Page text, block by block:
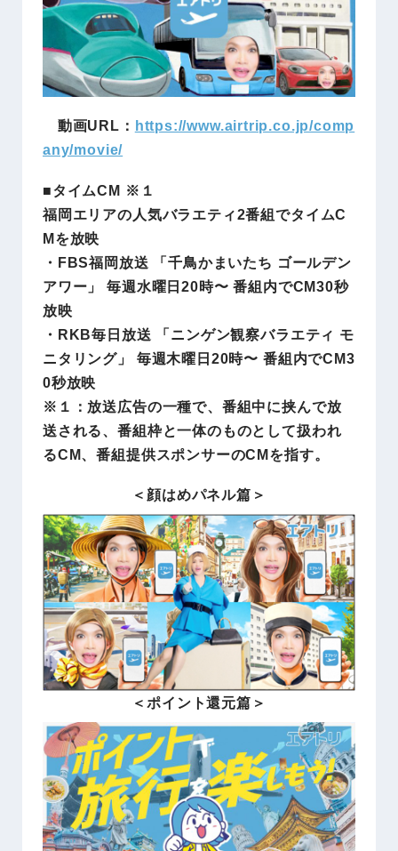
動画URL： https://www.airtrip.co.jp/comp
any/movie/
■タイムCM ※１
福岡エリアの人気バラエティ2番組でタイムC
Mを放映
・FBS福岡放送 「千鳥かまいたち ゴールデン
アワー」 毎週水曜日20時〜 番組内でCM30秒
放映
・RKB毎日放送 「ニンゲン観察バラエティ モ
ニタリング」 毎週木曜日20時〜 番組内でCM3
0秒放映
※１：放送広告の一種で、番組中に挟んで放
送される、番組枠と一体のものとして扱われ
るCM、番組提供スポンサーのCMを指す。
＜顔はめパネル篇＞
＜ポイント還元篇＞